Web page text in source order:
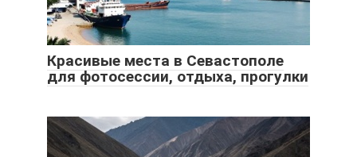
Красивые места в Севастополе
для фотосессии, отдыха, прогулки